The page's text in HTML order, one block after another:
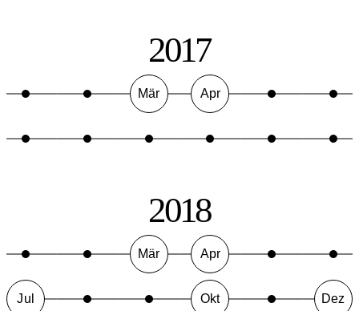
2017
Mär Apr
2018
Mär Apr
Jul Okt Dez